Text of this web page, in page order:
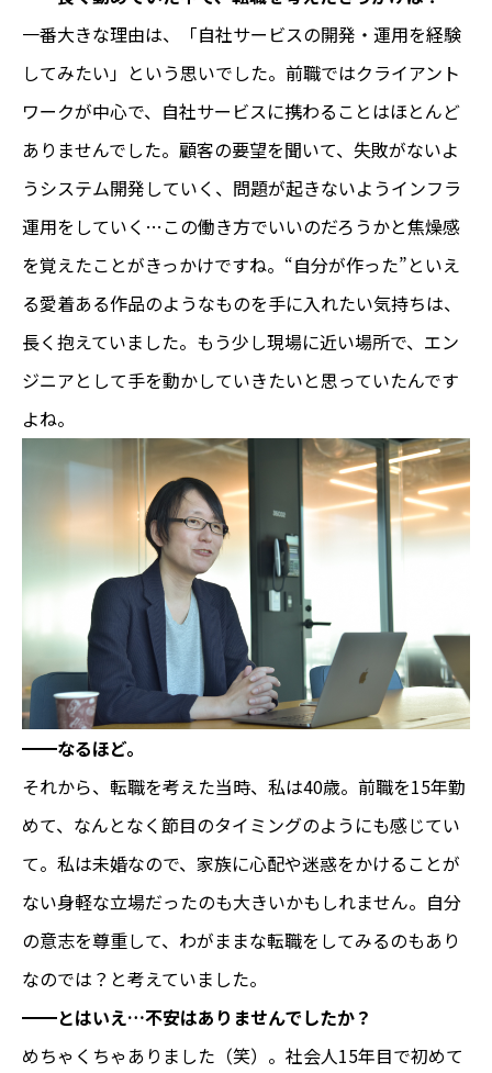
一番大きな理由は、「自社サービスの開発・運用を経験
してみたい」という思いでした。前職ではクライアント
ワークが中心で、自社サービスに携わることはほとんど
ありませんでした。顧客の要望を聞いて、失敗がないよ
うシステム開発していく、問題が起きないようインフラ
運用をしていく…この働き方でいいのだろうかと焦燥感
を覚えたことがきっかけですね。“自分が作った”といえ
る愛着ある作品のようなものを手に入れたい気持ちは、
長く抱えていました。もう少し現場に近い場所で、エン
ジニアとして手を動かしていきたいと思っていたんです
よね。
━━なるほど。
それから、転職を考えた当時、私は40歳。前職を15年勤
めて、なんとなく節目のタイミングのようにも感じてい
て。私は未婚なので、家族に心配や迷惑をかけることが
ない身軽な立場だったのも大きいかもしれません。自分
の意志を尊重して、わがままな転職をしてみるのもあり
なのでは？と考えていました。
━━とはいえ…不安はありませんでしたか？
めちゃくちゃありました（笑）。社会人15年目で初めて